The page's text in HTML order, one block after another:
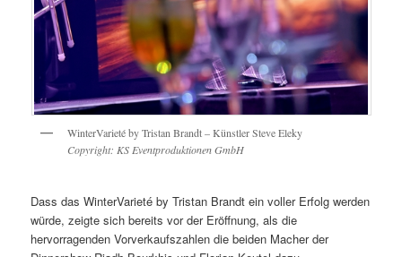
WinterVarieté by Tristan Brandt – Künstler Steve Eleky
Copyright: KS Eventproduktionen GmbH
Dass das WinterVarieté by Tristan Brandt ein voller Erfolg werden
würde, zeigte sich bereits vor der Eröffnung, als die
hervorragenden Vorverkaufszahlen die beiden Macher der